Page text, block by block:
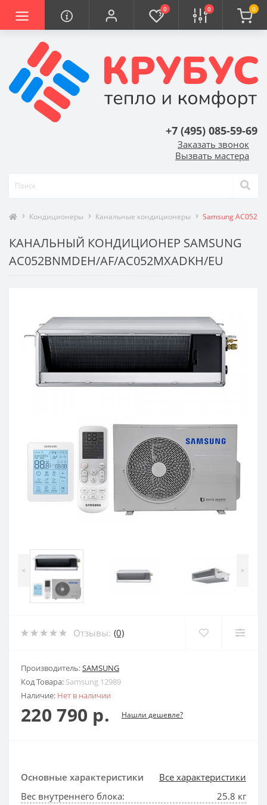
0 0 0
+7 (495) 085-59-69
Заказать звонок
Вызвать мастера
Кондиционеры Канальные кондиционеры Samsung
КАНАЛЬНЫЙ КОНДИЦИОНЕР SAMSUNG
AC052BNMDEH/AF/AC052MXADKH/EU
< >
Отзывы: (0)
Производитель:SAMSUNG
Код Товара: Samsung 12989
Наличие: Нет в наличии
220 790 р. Нашли дешевле?
Основные характеристики
Все характеристики
Вес внутреннего блока:
25.8 кг